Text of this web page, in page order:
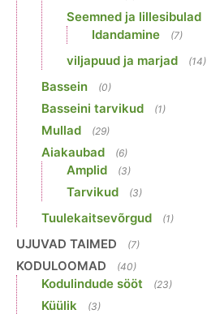
Seemned ja lillesibulad
Idandamine (7)
viljapuud ja marjad (14)
Bassein (0)
Basseini tarvikud (1)
Mullad (29)
Aiakaubad (6)
Amplid (3)
Tarvikud (3)
Tuulekaitsevõrgud (1)
UJUVAD TAIMED (7)
KODULOOMAD (40)
Kodulindude sööt (23)
Küülik (3)